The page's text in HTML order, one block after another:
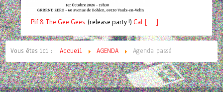
Pif& The Gee Gees (release party !) Cal [ ... ]
Vous êtes ici : Accueil AGENDA Agenda passé